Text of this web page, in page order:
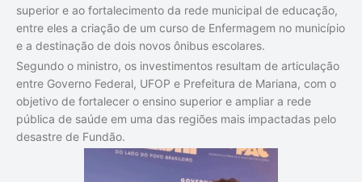
superior e ao fortalecimento da rede municipal de educação,
entre eles a criação de um curso de Enfermagem no município
e a destinação de dois novos ônibus escolares.
Segundo o ministro, os investimentos resultam de articulação
entre Governo Federal, UFOP e Prefeitura de Mariana, com o
objetivo de fortalecer o ensino superior e ampliar a rede
pública de saúde em uma das regiões mais impactadas pelo
desastre de Fundão.